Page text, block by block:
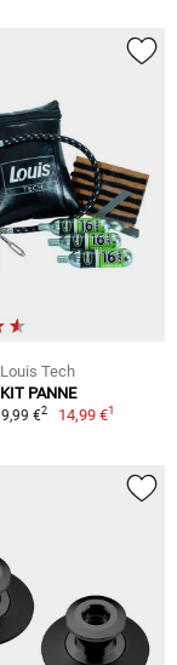
Louis Tech
KIT PANNE
€2 14,99 €1